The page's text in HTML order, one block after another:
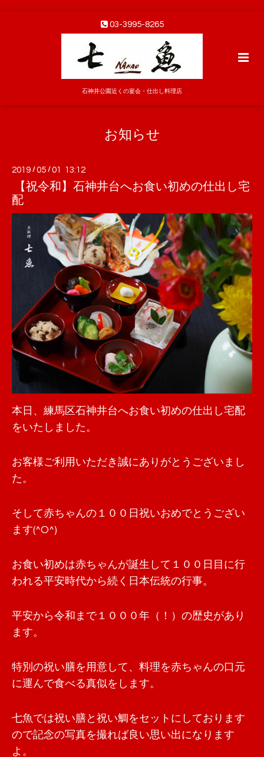
03-3995-8265
石神井公園近くの宴会・仕出し料理店
お知らせ
2019 /05 /01 13:12
【祝令和】石神井台へお食い初めの仕出し宅
配
本日、練馬区石神井台へお食い初めの仕出し宅配
をいたしました。
お客様ご利用いただき誠にありがとうございまし
た。
そして赤ちゃんの１００日祝いおめでとうござい
ます(^O^)
お食い初めは赤ちゃんが誕生して１００日目に行
われる平安時代から続く日本伝統の行事。
平安から令和まで１０００年（！）の歴史があり
ます。
特別の祝い膳を用意して、料理を赤ちゃんの口元
に運んで食べる真似をします。
七魚では祝い膳と祝い鯛をセットにしております
ので記念の写真を撮れば良い思い出になります
よ。